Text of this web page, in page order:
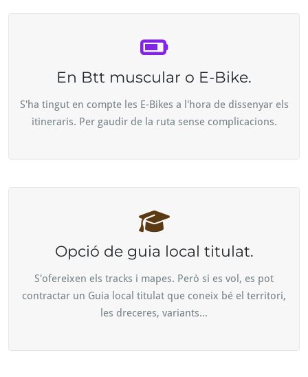
En Btt muscular o E-Bike.
S'ha tingut en compte les E-Bikes a l'hora de dissenyar els
itineraris. Per gaudir de la ruta sense complicacions.
Opció de guia local titulat.
S'ofereixen els tracks i mapes. Però si es vol, es pot
contractar un Guia local titulat que coneix bé el territori,
les dreceres, variants...